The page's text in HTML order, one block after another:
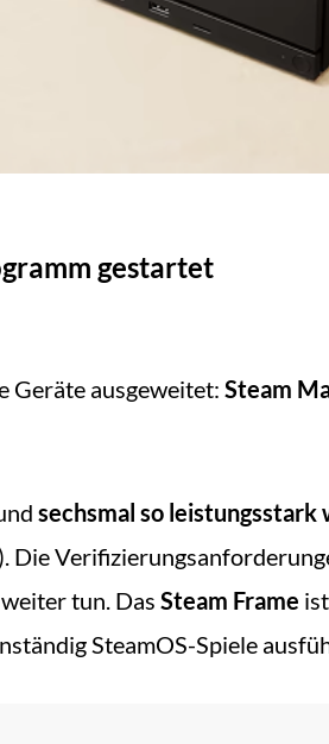
gestartet
Geräte ausgeweitet: Steam
sechsmal so leistungsstark
tun. Das Steam Frame
SteamOS-Spiele